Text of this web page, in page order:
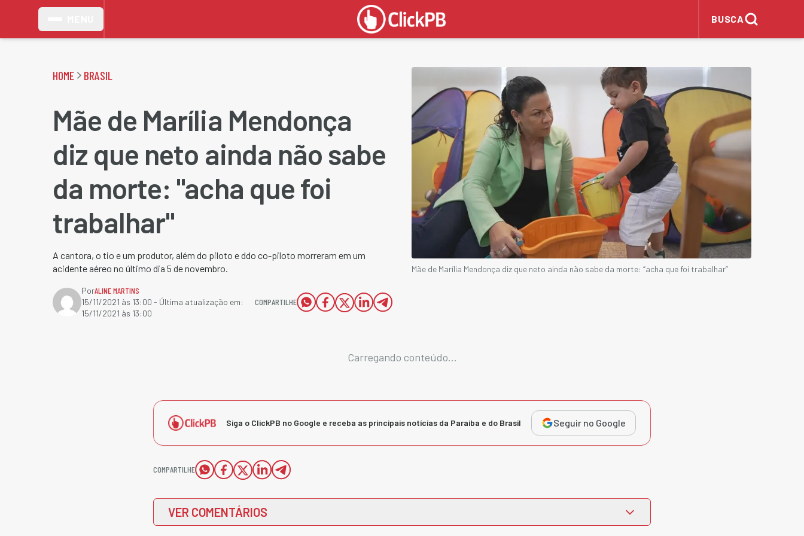
BUSCA
HOME BRASIL
Mãe de Marília Mendonça
diz que neto ainda não sabe
da morte: "acha que foi
trabalhar"
A cantora, o tio e um produtor, além do piloto e ddo co-piloto morreram em um
acidente aéreo no último dia 5 de novembro.
PorALINE MARTINS
15/11/2021 às 13:00 - Última atualização em:
15/11/2021 às 13:00
COMPARTILHE
Mãe de Marília Mendonça diz que neto ainda não sabe da morte: “acha que foi trabalhar”
Carregando conteúdo...
Siga o ClickPB no Google e receba as principais notícias da Paraíba e do Brasil Seguir no Google
COMPARTILHE
VER COMENTÁRIOS